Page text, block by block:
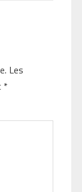
Les
*